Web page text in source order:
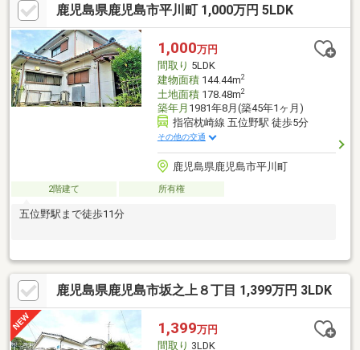
鹿児島県鹿児島市平川町 1,000万円 5LDK
1,000万円
間取り 5LDK
建物面積144.44m2
土地面積178.48m2
築年月 1981年8月(築45年1ヶ月)
指宿枕崎線 五位野駅 徒歩5分
その他の交通
鹿児島県鹿児島市平川町
2階建て 所有権
五位野駅まで徒歩11分
鹿児島県鹿児島市坂之上８丁目 1,399万円 3LDK
1,399万円
間取り 3LDK